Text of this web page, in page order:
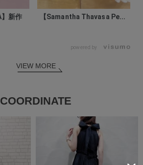
】新作
【Samantha Thavasa Pe...
powered by
VIEW MORE
COORDINATE